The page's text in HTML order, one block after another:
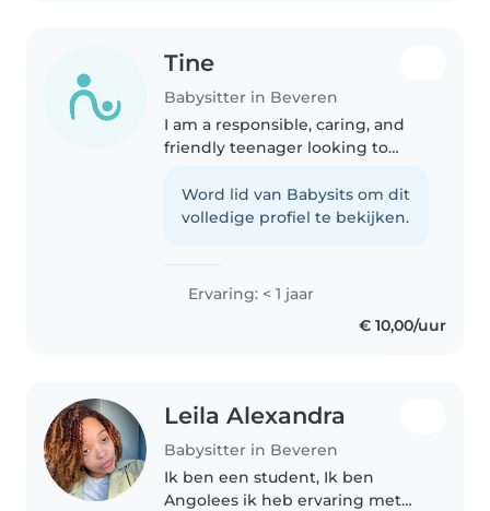
Tine
Babysitter in Beveren
I am a responsible, caring, and
friendly teenager looking to
have experience with babies,
toddlers, and preschoolers and
Word lid van Babysits om dit
volledige profiel te bekijken.
Ervaring: < 1 jaar
€ 10,00/uur
Leila Alexandra
Babysitter in Beveren
Ik ben een student, Ik ben
Angolees ik heb ervaring met